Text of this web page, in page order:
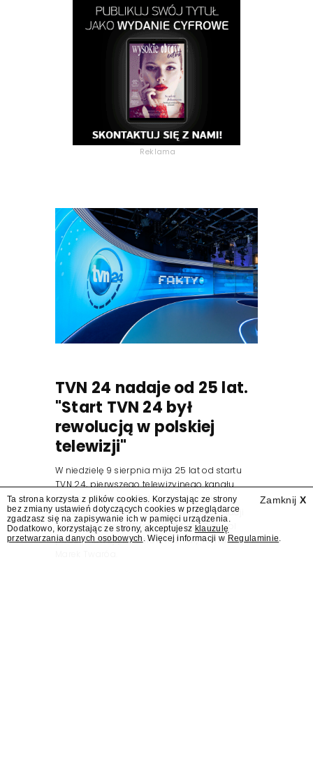
Reklama
TVN 24 nadaje od 25 lat.
"Start TVN 24 był
rewolucją w polskiej
telewizji"
W niedzielę 9 sierpnia mija 25 lat od startu
TVN 24, pierwszego telewizyjnego kanału
informacyjnego w Polsce. Na ten dzień
zaplanowano finał urodzinowej trasy stacji
"Jesteśmy stąd". 25 lat TVN 24 dla Press.pl
podsumowują Jarosław Kuźniar, Tomasz Lis i
Zamknij X
Ta strona korzysta z plików cookies. Korzystając ze strony
bez zmiany ustawień dotyczących cookies w przeglądarce
zgadzasz się na zapisywanie ich w pamięci urządzenia.
Dodatkowo, korzystając ze strony, akceptujesz klauzulę
przetwarzania danych osobowych . Więcej informacji w Regulaminie.